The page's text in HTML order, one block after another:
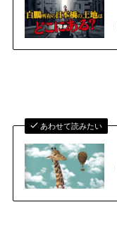
あわせて読みたい